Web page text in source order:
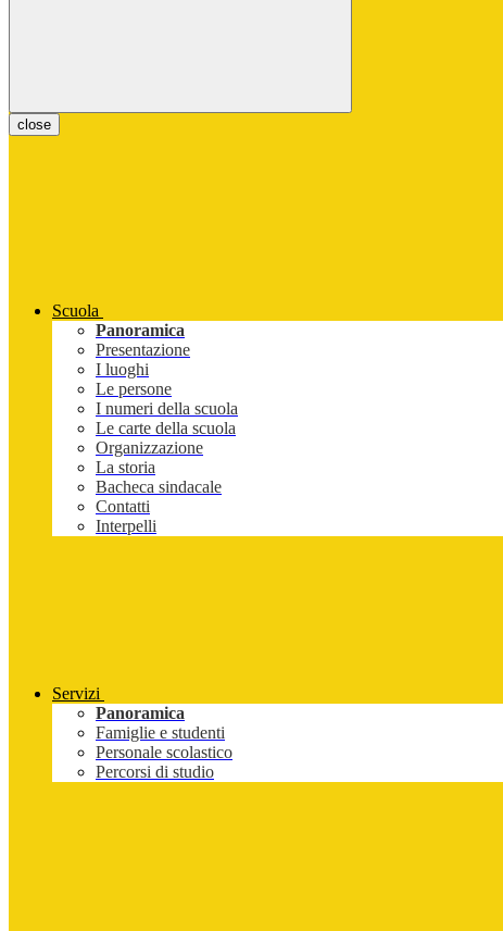
close
Scuola
Panoramica
Presentazione
I luoghi
Le persone
I numeri della scuola
Le carte della scuola
Organizzazione
La storia
Bacheca sindacale
Contatti
Interpelli
Servizi
Panoramica
Famiglie e studenti
Personale scolastico
Percorsi di studio